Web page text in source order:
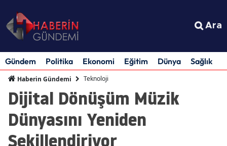
Ara
Gündem Politika Ekonomi Eğitim Dünya Sağlık
Haberin Gündemi Teknoloji
Dijital Dönüşüm Müzik
Dünyasını Yeniden
Şekillendiriyor